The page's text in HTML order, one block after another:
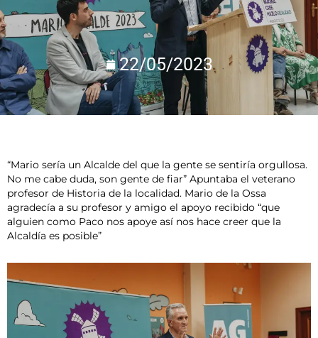
22/05/2023
“Mario sería un Alcalde del que la gente se sentiría orgullosa.
No me cabe duda, son gente de fiar” Apuntaba el veterano
profesor de Historia de la localidad. Mario de la Ossa
agradecía a su profesor y amigo el apoyo recibido “que
alguien como Paco nos apoye así nos hace creer que la
Alcaldía es posible”